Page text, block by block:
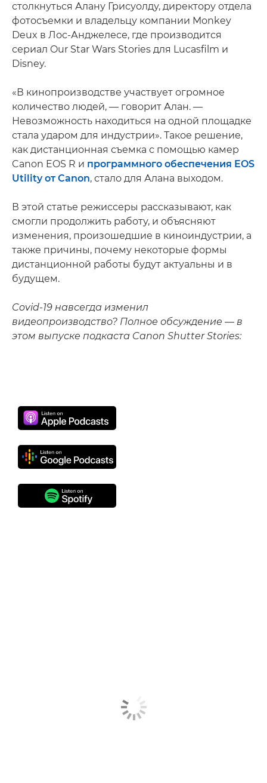
столкнуться Алану Грисуолду, директору отдела
фотосъемки и владельцу компании Monkey
Deux в Лос-Анджелесе, где производится
сериал Our Star Wars Stories для Lucasfilm и
Disney.
«В кинопроизводстве участвует огромное
количество людей, — говорит Алан. —
Невозможность находиться на одной площадке
стала ударом для индустрии». Такое решение,
как дистанционная съемка с помощью камер
Canon EOS R и программного обеспечения EOS
Utility от Canon, стало для Алана выходом.
В этой статье режиссеры рассказывают, как
смогли продолжить работу, и объясняют
изменения, произошедшие в киноиндустрии, а
также причины, почему некоторые формы
дистанционной работы будут актуальны и в
будущем.
Covid-19 навсегда изменил
видеопроизводство? Полное обсуждение — в
этом выпуске подкаста Canon Shutter Stories: